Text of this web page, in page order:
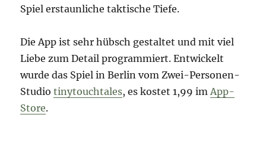
Spiel erstaunliche taktische Tiefe.
Die App ist sehr hübsch gestaltet und mit viel
Liebe zum Detail programmiert. Entwickelt
wurde das Spiel in Berlin vom Zwei-Personen-
Studiotinytouchtales, es kostet 1,99 imApp-
Store.